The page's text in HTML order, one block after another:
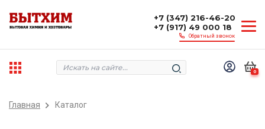
+7 (347) 216-46-20
+7 (917) 49 000 18
Обратный звонок
0
Главная Каталог